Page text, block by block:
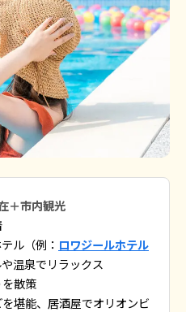
＋市内観光
ル（例： ロワジールホテル
温泉でリラックス
散策
堪能、居酒屋でオリオンビ